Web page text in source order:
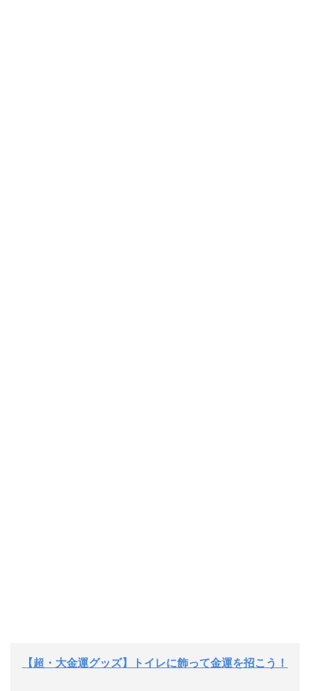
【超・大金運グッズ】トイレに飾って金運を招こう！